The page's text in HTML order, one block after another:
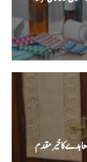
معاہدے کا خیرمقدم